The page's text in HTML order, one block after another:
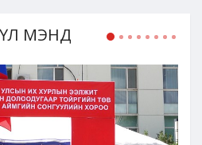
МЭНД